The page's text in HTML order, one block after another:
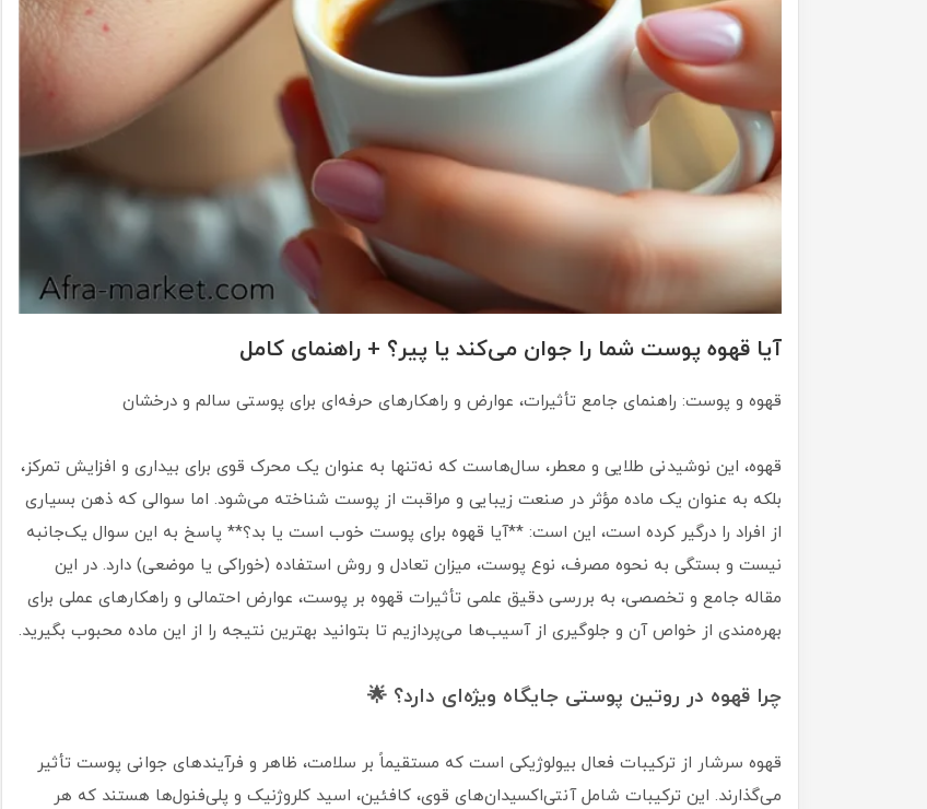
آیا قهوه پوست شما را جوان می‌کند یا پیر؟ + راهنمای کامل
قهوه و پوست: راهنمای جامع تأثیرات، عوارض و راهکارهای حرفه‌ای برای پوستی سالم و درخشان
قهوه، این نوشیدنی طلایی و معطر، سال‌هاست که نه‌تنها به عنوان یک محرک قوی برای بیداری و افزایش تمرکز،
بلکه به عنوان یک ماده مؤثر در صنعت زیبایی و مراقبت از پوست شناخته می‌شود. اما سوالی که ذهن بسیاری
از افراد را درگیر کرده است، این است: **آیا قهوه برای پوست خوب است یا بد؟** پاسخ به این سوال یک‌جانبه
نیست و بستگی به نحوه مصرف، نوع پوست، میزان تعادل و روش استفاده (خوراکی یا موضعی) دارد. در این
مقاله جامع و تخصصی، به بررسی دقیق علمی تأثیرات قهوه بر پوست، عوارض احتمالی و راهکارهای عملی برای
بهره‌مندی از خواص آن و جلوگیری از آسیب‌ها می‌پردازیم تا بتوانید بهترین نتیجه را از این ماده محبوب بگیرید.
چرا قهوه در روتین پوستی جایگاه ویژه‌ای دارد؟ 🌟
قهوه سرشار از ترکیبات فعال بیولوژیکی است که مستقیماً بر سلامت، ظاهر و فرآیندهای جوانی پوست تأثیر
می‌گذارند. این ترکیبات شامل آنتی‌اکسیدان‌های قوی، کافئین، اسید کلروژنیک و پلی‌فنول‌ها هستند که هر